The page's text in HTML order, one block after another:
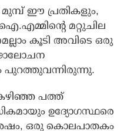
ഈ പ്രതികളും,
മറ്റുചില
കൂടി അവിടെ ഒരു
പുറത്തുവന്നിരുന്നു.
കഴിഞ്ഞ പത്ത്
ഉദ്യോഗസ്ഥരെ
ശേഷം, ഒരു കൊലപാതകം